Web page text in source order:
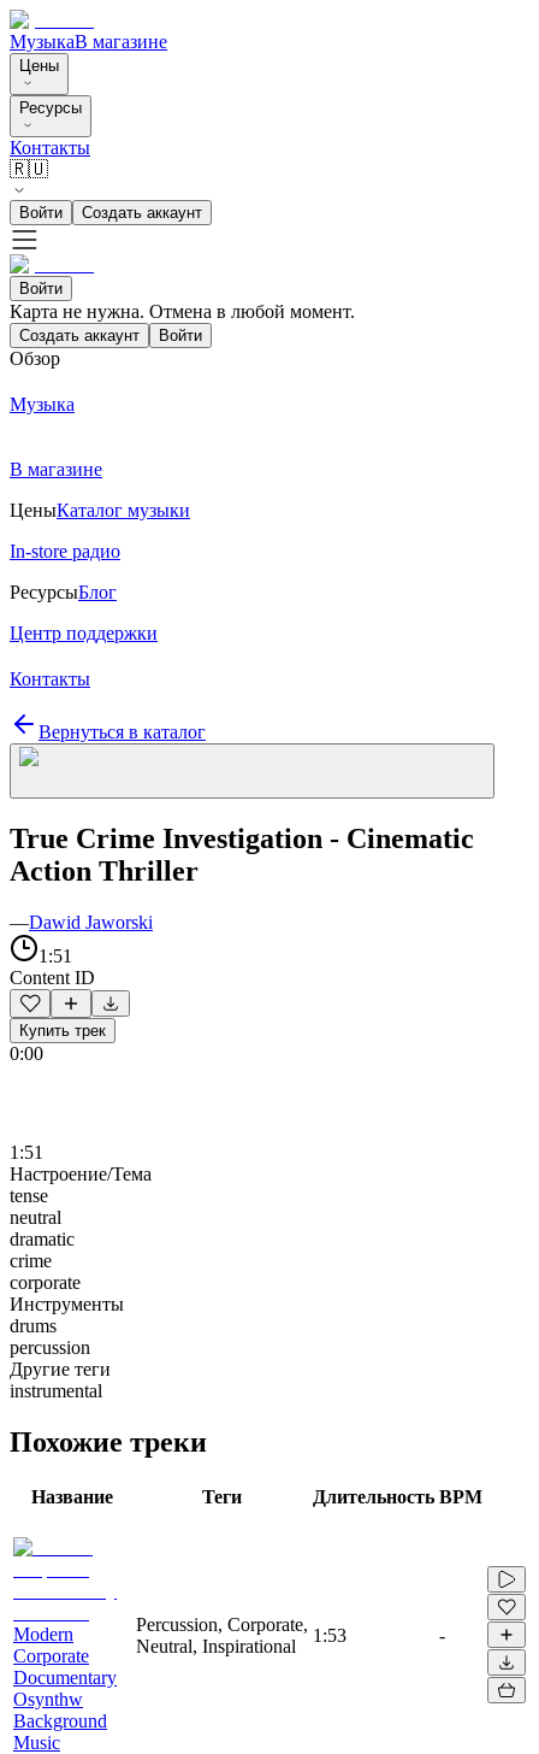
МузыкаВ магазине
Цены
Ресурсы
Контакты
🇷🇺
Войти Создать аккаунт
Войти
Карта не нужна. Отмена в любой момент.
Создать аккаунт Войти
Обзор
Музыка
В магазине
ЦеныКаталог музыки
In-store радио
РесурсыБлог
Центр поддержки
Контакты
Вернуться в каталог
True Crime Investigation - Cinematic
Action Thriller
—Dawid Jaworski
1:51
Content ID
Купить трек
0:00
1:51
Настроение/Тема
tense
neutral
dramatic
crime
corporate
Инструменты
drums
percussion
Другие теги
instrumental
Похожие треки
Название Теги Длительность BPM
Modern
Corporate
Documentary
Osynthw
Background
Music
Percussion, Corporate,
Neutral, Inspirational
1:53 -